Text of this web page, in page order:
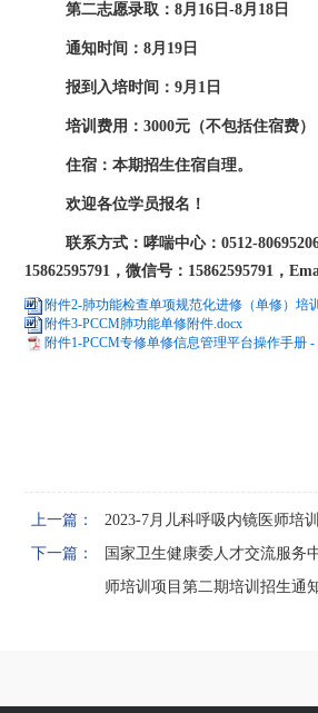
第二志愿录取：8月 16 日-8月 18 日
通知时间 ：8月 19 日
报到入培时间：9月 1 日
培训费用：3000元（不包括住宿费）
住宿：本期招生住宿自理。
欢迎各位学员报名！
联系方式：哮喘中心：0512-
15862595791，微信号：15862595791，
附件2-肺功能检查单项规范化进修（单修）培
附件3-PCCM肺功能单修附件.docx
附件1-PCCM专修单修信息管理平台操作手册 -
上一篇：
2023-7月儿科呼吸内镜医师培
下一篇：
国家卫生健康委人才交流服务
师培训项目第二期培训招生通